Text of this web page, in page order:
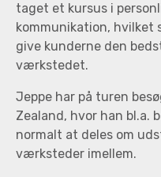
taget et kursus i
kommunikation, hvilket
give kunderne den
værkstedet.
Jeppe har på turen
Zealand, hvor han bl.a.
normalt at deles om
værksteder imellem.